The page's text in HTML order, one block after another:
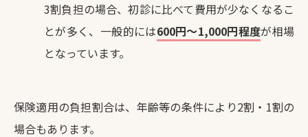
3割負担の場合、初診に比べて費用が少なくなるこ
とが多く、一般的には600円～1,000円程度が相場
となっています。
保険適用の負担割合は、年齢等の条件により2割・1割の
場合もあります。